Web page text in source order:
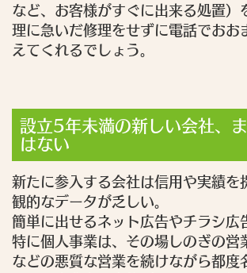
など、お客様がすぐに出来る処置）
理に急いだ修理をせずに電話でおお
えてくれるでしょう。
設立5年未満の新しい会社、
はない
新たに参入する会社は信用や実績を
観的なデータが乏しい。
簡単に出せるネット広告やチラシ広
特に個人事業は、その場しのぎの営
などの悪質な営業を続けながら都度